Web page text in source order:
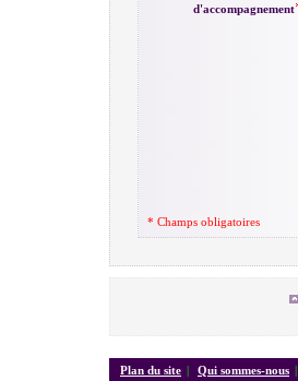
d'accompagnement
* Champs obligatoires
Plan du site | Qui sommes-nous |